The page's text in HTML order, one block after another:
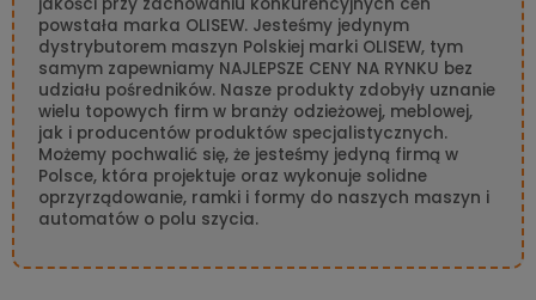
powstała marka OLISEW. Jesteśmy jedynym
dystrybutorem maszyn Polskiej marki OLISEW, tym
samym zapewniamy NAJLEPSZE CENY NA RYNKU bez
udziału pośredników. Nasze produkty zdobyły uznanie
wielu topowych firm w branży odzieżowej, meblowej,
jak i producentów produktów specjalistycznych.
Możemy pochwalić się, że jesteśmy jedyną firmą w
Polsce, która projektuje oraz wykonuje solidne
oprzyrządowanie, ramki i formy do naszych maszyn i
automatów o polu szycia.